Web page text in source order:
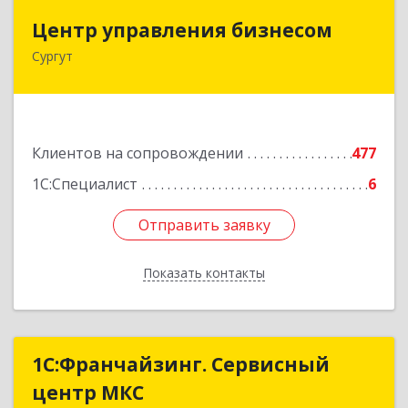
Центр управления бизнесом
Сургут
Клиентов на сопровождении
477
1С:Специалист
6
Отправить заявку
Показать контакты
Центр управления бизнесом
628403, Ханты-Мансийский Автономный округ
Отправить заявку
Назад
1С:Франчайзинг. Сервисный
центр МКС
1С:Франчайзинг. Сервисный